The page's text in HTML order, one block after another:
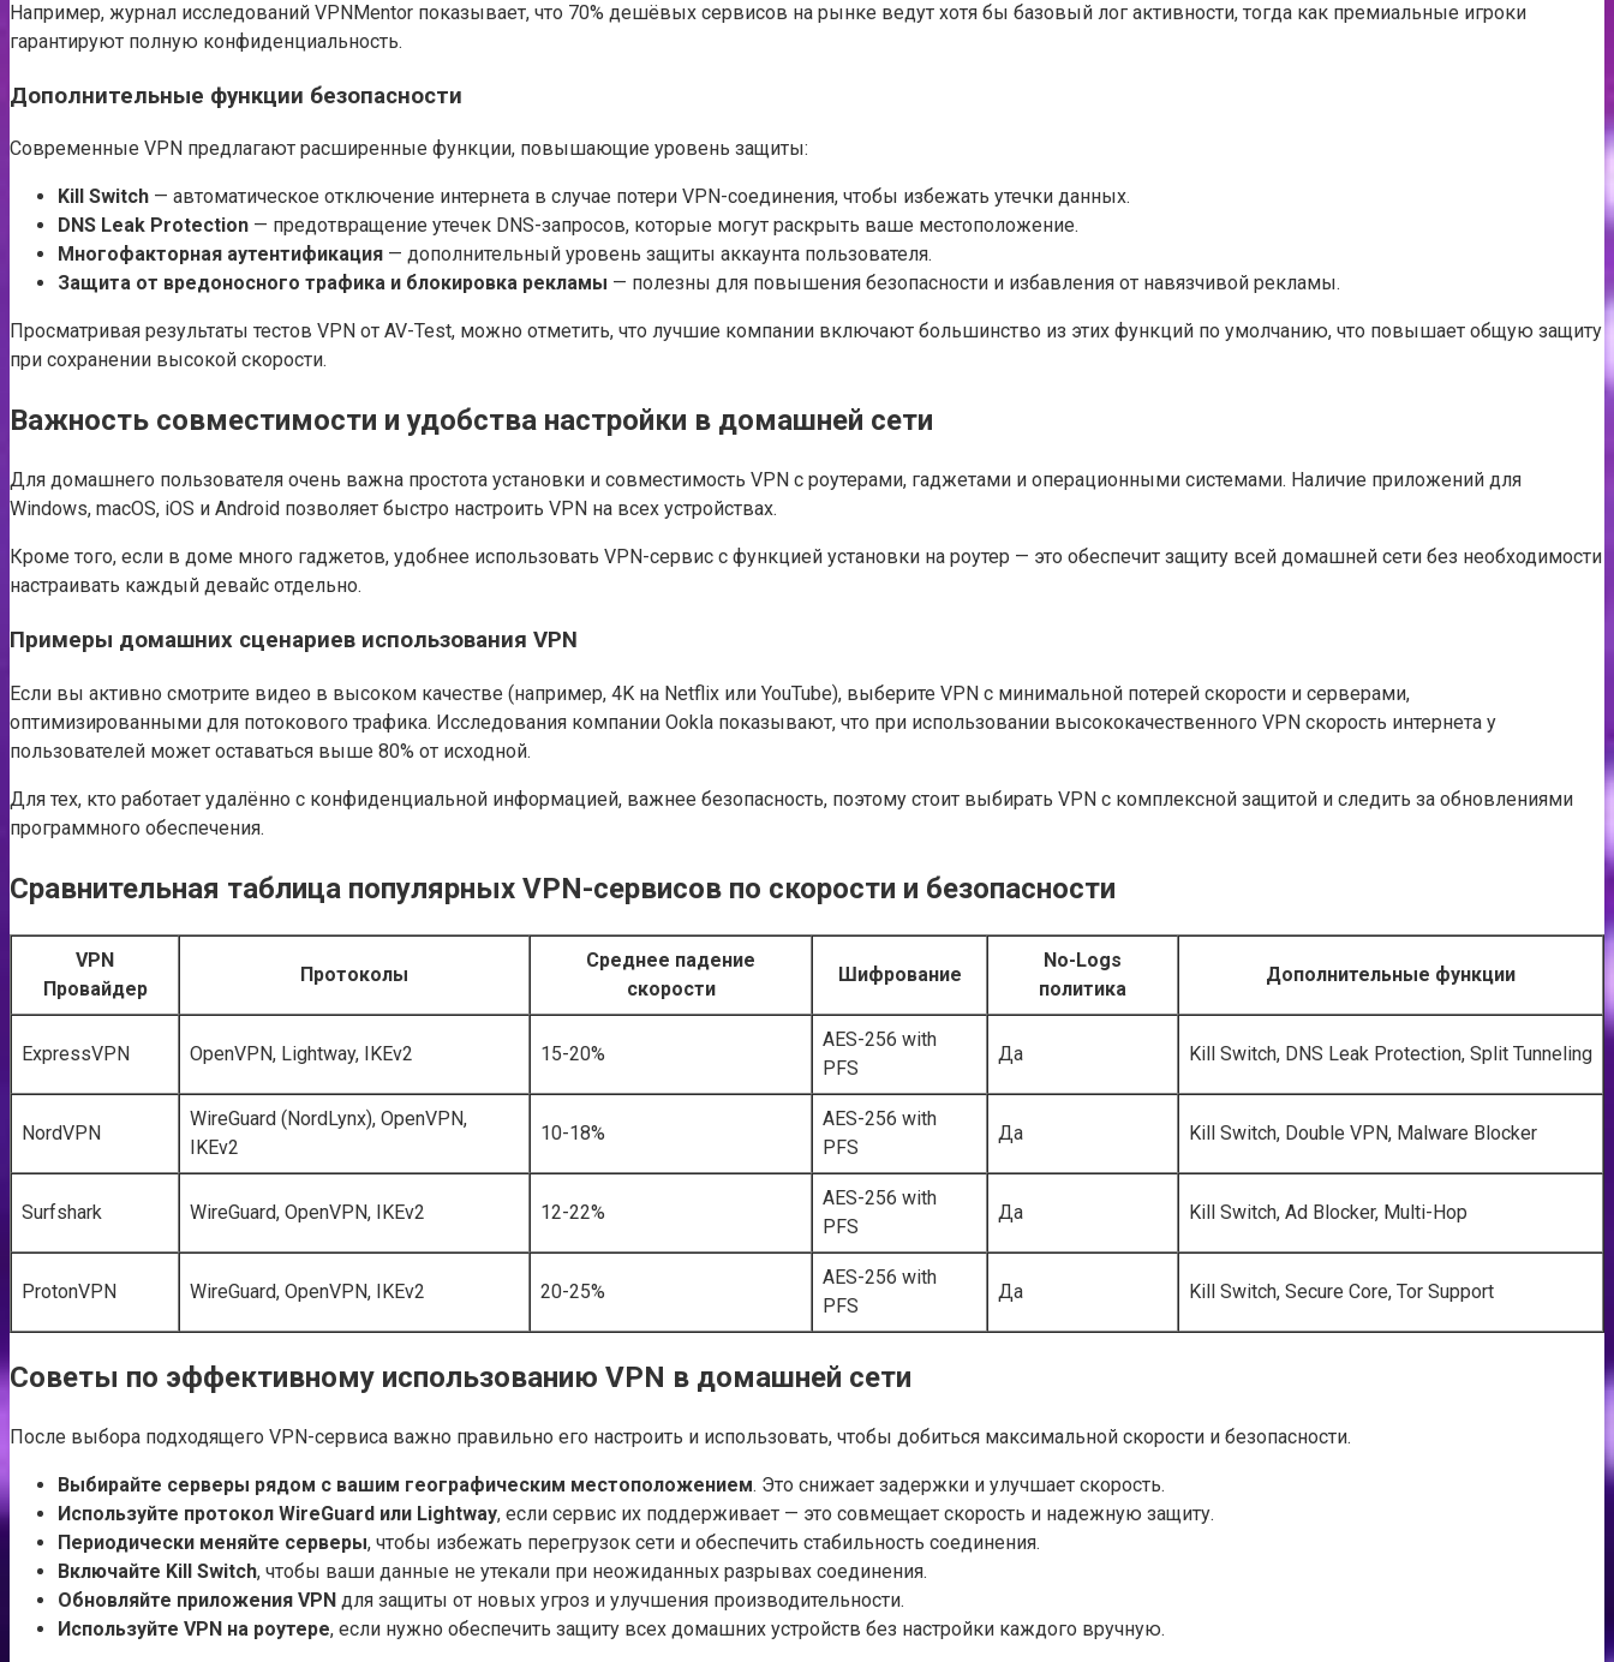
Например, журнал исследований VPNMentor показывает, что 70% дешёвых сервисов на рынке ведут хотя бы базовый лог активности, тогда как премиальные игроки
гарантируют полную конфиденциальность.
Дополнительные функции безопасности
Современные VPN предлагают расширенные функции, повышающие уровень защиты:
Kill Switch — автоматическое отключение интернета в случае потери VPN-соединения, чтобы избежать утечки данных.
DNS Leak Protection — предотвращение утечек DNS-запросов, которые могут раскрыть ваше местоположение.
Многофакторная аутентификация — дополнительный уровень защиты аккаунта пользователя.
Защита от вредоносного трафика и блокировка рекламы — полезны для повышения безопасности и избавления от навязчивой рекламы.
Просматривая результаты тестов VPN от AV-Test, можно отметить, что лучшие компании включают большинство из этих функций по умолчанию, что повышает общую защиту
при сохранении высокой скорости.
Важность совместимости и удобства настройки в домашней сети
Для домашнего пользователя очень важна простота установки и совместимость VPN с роутерами, гаджетами и операционными системами. Наличие приложений для
Windows, macOS, iOS и Android позволяет быстро настроить VPN на всех устройствах.
Кроме того, если в доме много гаджетов, удобнее использовать VPN-сервис с функцией установки на роутер — это обеспечит защиту всей домашней сети без необходимости
настраивать каждый девайс отдельно.
Примеры домашних сценариев использования VPN
Если вы активно смотрите видео в высоком качестве (например, 4K на Netflix или YouTube), выберите VPN с минимальной потерей скорости и серверами,
оптимизированными для потокового трафика. Исследования компании Ookla показывают, что при использовании высококачественного VPN скорость интернета у
пользователей может оставаться выше 80% от исходной.
Для тех, кто работает удалённо с конфиденциальной информацией, важнее безопасность, поэтому стоит выбирать VPN с комплексной защитой и следить за обновлениями
программного обеспечения.
Сравнительная таблица популярных VPN-сервисов по скорости и безопасности
VPN
Провайдер
Протоколы
Среднее падение
скорости
Шифрование
No-Logs
политика
Дополнительные функции
ExpressVPN OpenVPN, Lightway, IKEv2 15-20%
AES-256 with
PFS
Да Kill Switch, DNS Leak Protection, Split Tunneling
NordVPN
WireGuard (NordLynx), OpenVPN,
IKEv2
10-18%
AES-256 with
PFS
Да Kill Switch, Double VPN, Malware Blocker
Surfshark WireGuard, OpenVPN, IKEv2 12-22%
AES-256 with
PFS
Да Kill Switch, Ad Blocker, Multi-Hop
ProtonVPN WireGuard, OpenVPN, IKEv2 20-25%
AES-256 with
PFS
Да Kill Switch, Secure Core, Tor Support
Советы по эффективному использованию VPN в домашней сети
После выбора подходящего VPN-сервиса важно правильно его настроить и использовать, чтобы добиться максимальной скорости и безопасности.
Выбирайте серверы рядом с вашим географическим местоположением. Это снижает задержки и улучшает скорость.
Используйте протокол WireGuard или Lightway, если сервис их поддерживает — это совмещает скорость и надежную защиту.
Периодически меняйте серверы, чтобы избежать перегрузок сети и обеспечить стабильность соединения.
Включайте Kill Switch, чтобы ваши данные не утекали при неожиданных разрывах соединения.
Обновляйте приложения VPN для защиты от новых угроз и улучшения производительности.
Используйте VPN на роутере, если нужно обеспечить защиту всех домашних устройств без настройки каждого вручную.